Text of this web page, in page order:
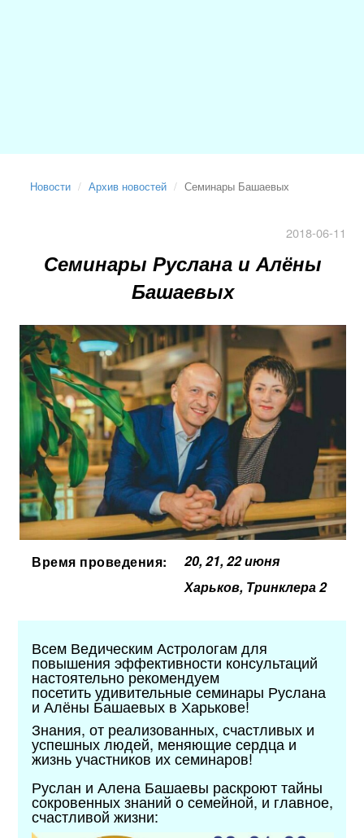
Новости Архив новостей Семинары Башаевых
2018-06-11
Семинары Руслана и Алёны
Башаевых
Время проведения:
20, 21, 22 июня
Харьков, Тринклера 2
Всем Ведическим Астрологам для
повышения эффективности консультаций
настоятельно рекомендуем
посетитьудивительные семинары Руслана
и Алёны Башаевых в Харькове!
Знания, от реализованных, счастливых и
успешных людей, меняющие сердца и
жизнь участников их семинаров!
Руслан и Алена Башаевы раскроют тайны
сокровенных знаний о семейной, и главное,
счастливой жизни: